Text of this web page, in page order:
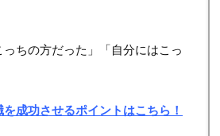
ちの方だった」「自分にはこっ
成功させるポイントはこちら！